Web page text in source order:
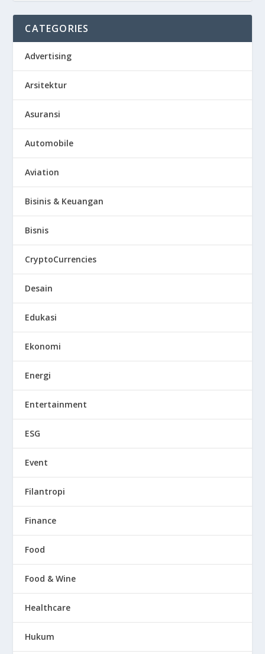
CATEGORIES
Advertising
Arsitektur
Asuransi
Automobile
Aviation
Bisinis & Keuangan
Bisnis
CryptoCurrencies
Desain
Edukasi
Ekonomi
Energi
Entertainment
ESG
Event
Filantropi
Finance
Food
Food & Wine
Healthcare
Hukum